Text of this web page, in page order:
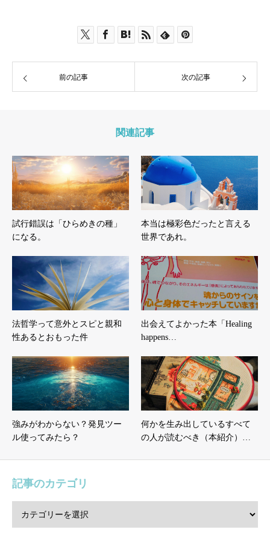
前の記事 次の記事
関連記事
試行錯誤は「ひらめきの種」
になる。
本当は極彩色だったと言える
世界であれ。
法哲学って意外とスピと親和
性あるとおもった件
出会えてよかった本「Healing
happens…
強みがわからない？発見ツー
ル使ってみたら？
何かを生み出しているすべて
の人が読むべき（本紹介）…
記事のカテゴリ